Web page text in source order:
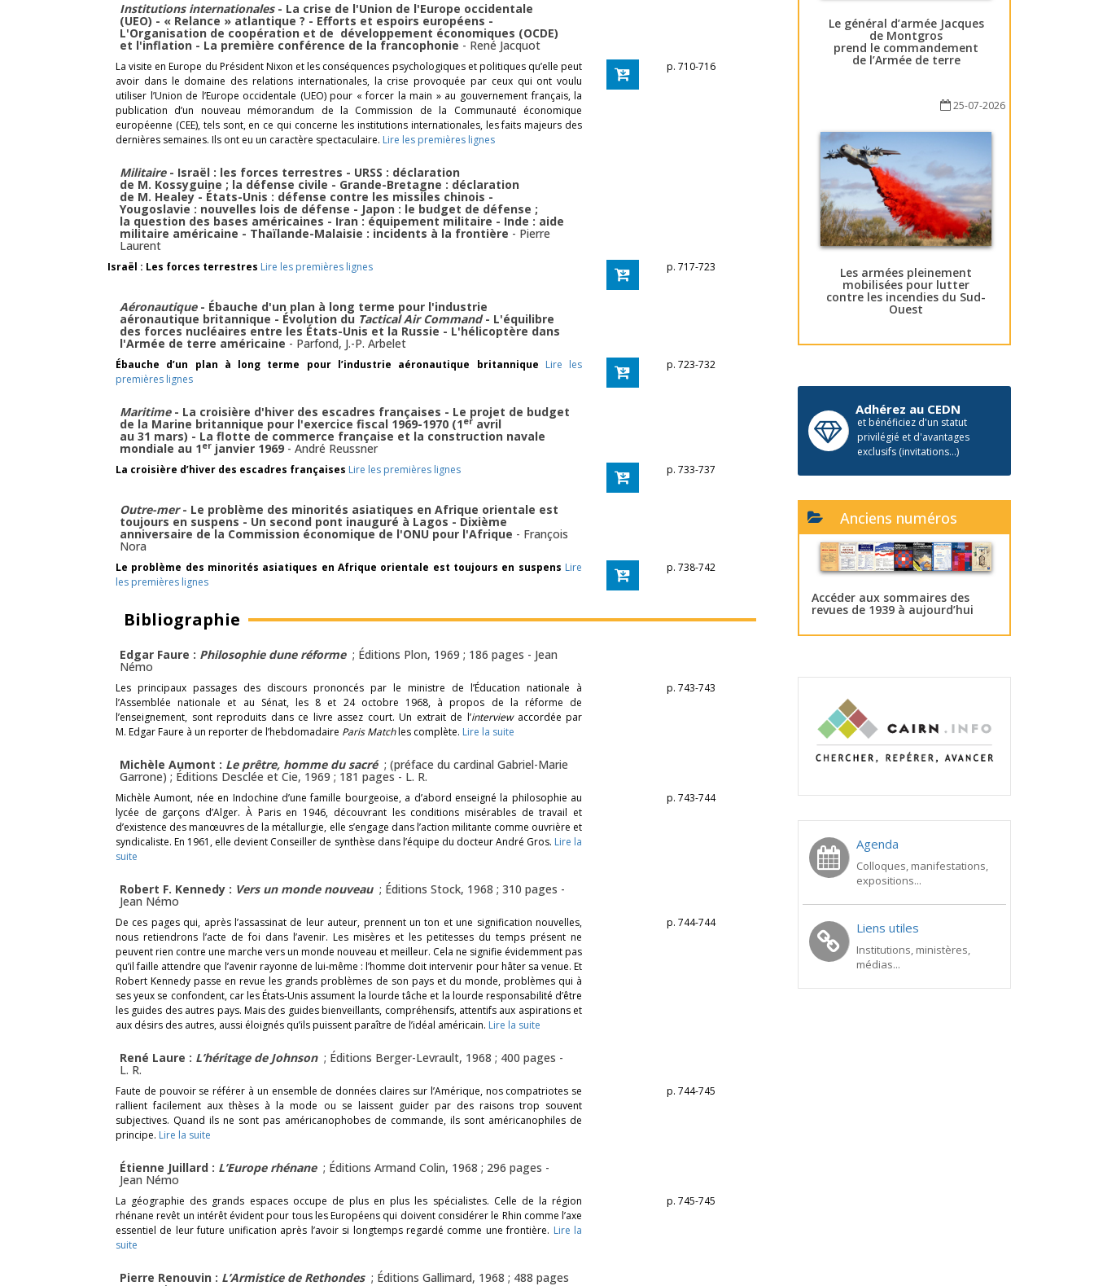
Institutions internationales- La crise de l'Union de l'Europe occidentale
(UEO) - « Relance » atlantique ? - Efforts et espoirs européens -
L'Organisation de coopération et de développement économiques (OCDE)
et l'inflation - La première conférence de la francophonie - René Jacquot
La visite en Europe du Président Nixon et les conséquences psychologiques et politiques qu’elle peut
avoir dans le domaine des relations internationales, la crise provoquée par ceux qui ont voulu
utiliser l’Union de l’Europe occidentale (UEO) pour « forcer la main » au gouvernement français, la
publication d’un nouveau mémorandum de la Commission de la Communauté économique
européenne (CEE), tels sont, en ce qui concerne les institutions internationales, les faits majeurs des
dernières semaines. Ils ont eu un caractère spectaculaire. Lire les premières lignes
p. 710-716
Militaire - Israël : les forces terrestres - URSS : déclaration
de M. Kossyguine ; la défense civile - Grande-Bretagne : déclaration
de M. Healey - États-Unis : défense contre les missiles chinois -
Yougoslavie : nouvelles lois de défense - Japon : le budget de défense ;
la question des bases américaines - Iran : équipement militaire - Inde : aide
militaire américaine - Thaïlande-Malaisie : incidents à la frontière - Pierre
Laurent
Israël : Les forces terrestres Lire les premières lignes p. 717-723
Aéronautique - Ébauche d'un plan à long terme pour l'industrie
aéronautique britannique - Évolution du Tactical Air Command- L'équilibre
des forces nucléaires entre les États-Unis et la Russie - L'hélicoptère dans
l'Armée de terre américaine - Parfond, J.-P. Arbelet
Ébauche d’un plan à long terme pour l’industrie aéronautique britannique Lire les
premières lignes
p. 723-732
Maritime - La croisière d'hiver des escadres françaises - Le projet de budget
de la Marine britannique pour l'exercice fiscal 1969-1970 (1er avril
au 31 mars) - La flotte de commerce française et la construction navale
mondiale au 1er janvier 1969 - André Reussner
La croisière d’hiver des escadres françaises Lire les premières lignes p. 733-737
Outre-mer- Le problème des minorités asiatiques en Afrique orientale est
toujours en suspens - Un second pont inauguré à Lagos - Dixième
anniversaire de la Commission économique de l'ONU pour l'Afrique - François
Nora
Le problème des minorités asiatiques en Afrique orientale est toujours en suspens Lire
les premières lignes
p. 738-742
Bibliographie
Edgar Faure : Philosophie dune réforme ; Éditions Plon, 1969 ; 186 pages - Jean
Némo
Les principaux passages des discours prononcés par le ministre de l’Éducation nationale à
l’Assemblée nationale et au Sénat, les 8 et 24 octobre 1968, à propos de la réforme de
l’enseignement, sont reproduits dans ce livre assez court. Un extrait de l’interviewaccordée par
M. Edgar Faure à un reporter de l’hebdomadaire Paris Matchles complète. Lire la suite
p. 743-743
Michèle Aumont : Le prêtre, homme du sacré ; (préface du cardinal Gabriel-Marie
Garrone) ; Éditions Desclée et Cie, 1969 ; 181 pages - L. R.
Michèle Aumont, née en Indochine d’une famille bourgeoise, a d’abord enseigné la philosophie au
lycée de garçons d’Alger. À Paris en 1946, découvrant les conditions misérables de travail et
d’existence des manœuvres de la métallurgie, elle s’engage dans l’action militante comme ouvrière et
syndicaliste. En 1961, elle devient Conseiller de synthèse dans l’équipe du docteur André Gros. Lire la
suite
p. 743-744
Robert F. Kennedy : Vers un monde nouveau ; Éditions Stock, 1968 ; 310 pages -
Jean Némo
De ces pages qui, après l’assassinat de leur auteur, prennent un ton et une signification nouvelles,
nous retiendrons l’acte de foi dans l’avenir. Les misères et les petitesses du temps présent ne
peuvent rien contre une marche vers un monde nouveau et meilleur. Cela ne signifie évidemment pas
qu’il faille attendre que l’avenir rayonne de lui-même : l’homme doit intervenir pour hâter sa venue. Et
Robert Kennedy passe en revue les grands problèmes de son pays et du monde, problèmes qui à
ses yeux se confondent, car les États-Unis assument la lourde tâche et la lourde responsabilité d’être
les guides des autres pays. Mais des guides bienveillants, compréhensifs, attentifs aux aspirations et
aux désirs des autres, aussi éloignés qu’ils puissent paraître de l’idéal américain. Lire la suite
p. 744-744
René Laure : L’héritage de Johnson ; Éditions Berger-Levrault, 1968 ; 400 pages -
L. R.
Faute de pouvoir se référer à un ensemble de données claires sur l’Amérique, nos compatriotes se
rallient facilement aux thèses à la mode ou se laissent guider par des raisons trop souvent
subjectives. Quand ils ne sont pas américanophobes de commande, ils sont américanophiles de
principe. Lire la suite
p. 744-745
Étienne Juillard : L’Europe rhénane ; Éditions Armand Colin, 1968 ; 296 pages -
Jean Némo
La géographie des grands espaces occupe de plus en plus les spécialistes. Celle de la région
rhénane revêt un intérêt évident pour tous les Européens qui doivent considérer le Rhin comme l’axe
essentiel de leur future unification après l’avoir si longtemps regardé comme une frontière. Lire la
suite
p. 745-745
Pierre Renouvin : L’Armistice de Rethondes ; Éditions Gallimard, 1968 ; 488 pages
Le général d’armée Jacques
de Montgros
prend le commandement
de l’Armée de terre
25-07-2026
Les armées pleinement
mobilisées pour lutter
contre les incendies du Sud-
Ouest
Adhérez au CEDN
et bénéficiez d'un statut
privilégié et d'avantages
exclusifs (invitations...)
Anciens numéros
Accéder aux sommaires des
revues de 1939 à aujourd’hui
Agenda
Colloques, manifestations,
expositions...
Liens utiles
Institutions, ministères,
médias...